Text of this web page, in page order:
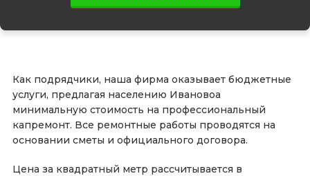
Как подрядчики, наша фирма оказывает бюджетные
услуги, предлагая населению Ивановоа
минимальную стоимость на профессиональный
капремонт. Все ремонтные работы проводятся на
основании сметы и официального договора.
Цена за квадратный метр рассчитывается в